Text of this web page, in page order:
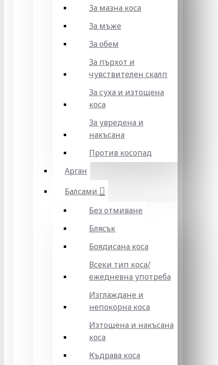
За мазна коса
За мъже
За обем
За пърхот и
чувствителен скалп
За суха и изтощена
коса
За увредена и
накъсана
Против косопад
Арган
Балсами
Без отмиване
Блясък
Боядисана коса
Всеки тип коса/
ежедневна употреба
Изглаждане и
непокорна коса
Изтощена и накъсана
коса
Къдрава коса